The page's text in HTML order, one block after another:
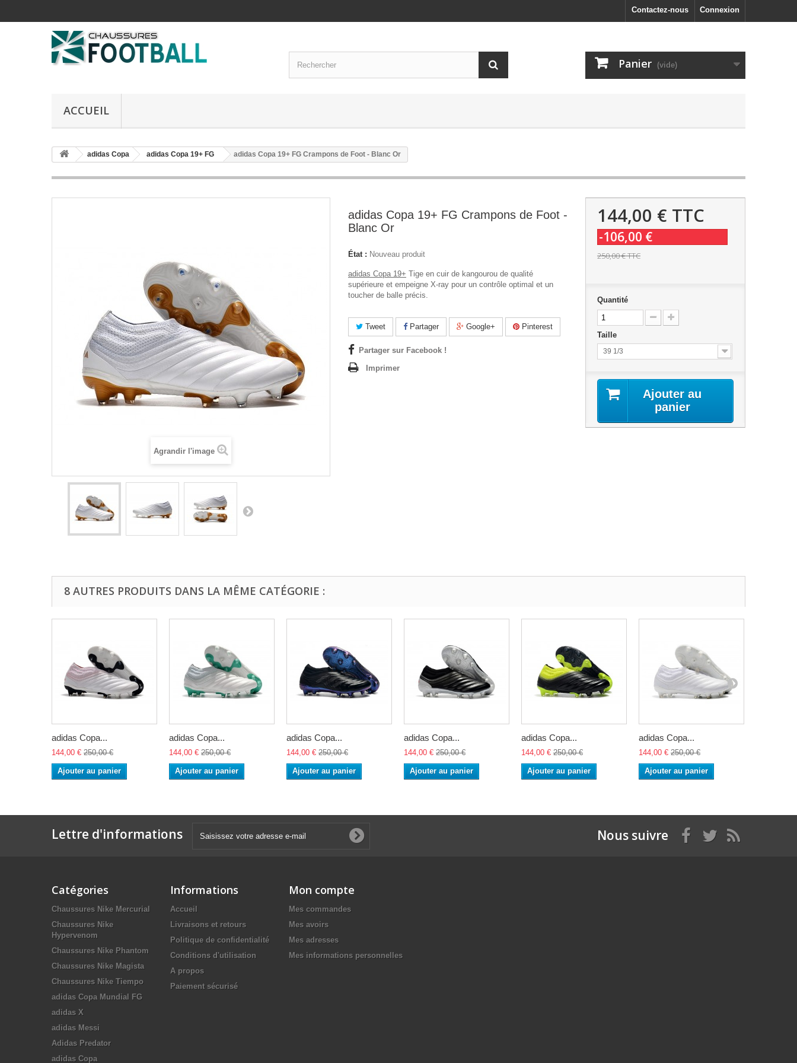
Connexion
Contactez-nous
Panier (vide)
ACCUEIL
adidas Copa adidas Copa 19+ FG adidas Copa 19+ FG Crampons de Foot - Blanc Or
Agrandir l'image
adidas Copa 19+ FG Crampons de Foot -
Blanc Or
État : Nouveau produit
adidas Copa 19+ Tige en cuir de kangourou de qualité
supérieure et empeigne X-ray pour un contrôle optimal et un
toucher de balle précis.
Tweet Partager Google+ Pinterest
Partager sur Facebook !
Imprimer
144,00 € TTC
-106,00 €
250,00 €TTC
Quantité
Taille
39 1/3
Ajouter au
panier
8 AUTRES PRODUITS DANS LA MÊME CATÉGORIE :
adidas Copa...
144,00 € 250,00 €
Ajouter au panier
adidas Copa...
144,00 € 250,00 €
Ajouter au panier
adidas Copa...
144,00 € 250,00 €
Ajouter au panier
adidas Copa...
144,00 € 250,00 €
Ajouter au panier
adidas Copa...
144,00 € 250,00 €
Ajouter au panier
adidas Copa...
144,00 € 250,00 €
Ajouter au panier
Lettre d'informations Nous suivre
Catégories
Chaussures Nike Mercurial
Chaussures Nike
Hypervenom
Chaussures Nike Phantom
Chaussures Nike Magista
Chaussures Nike Tiempo
adidas Copa Mundial FG
adidas X
adidas Messi
Adidas Predator
adidas Copa
Informations
Accueil
Livraisons et retours
Politique de confidentialité
Conditions d'utilisation
A propos
Paiement sécurisé
Mon compte
Mes commandes
Mes avoirs
Mes adresses
Mes informations personnelles